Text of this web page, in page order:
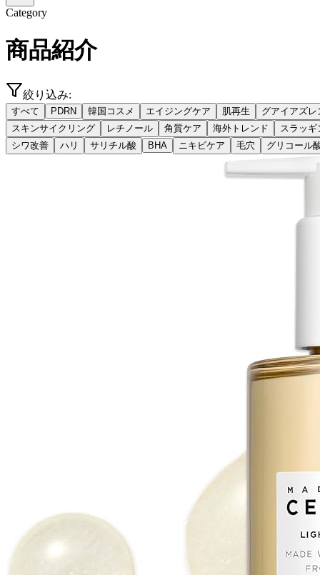
Category
商品紹介
絞り込み:
すべて PDRN 韓国コスメ エイジングケア 肌再生
グアイアズレ
スキンサイクリング
レチノール 角質ケア 海外トレンド
スラッギ
シワ改善
ハリ サリチル酸 BHA ニキビケア 毛穴 グリコール